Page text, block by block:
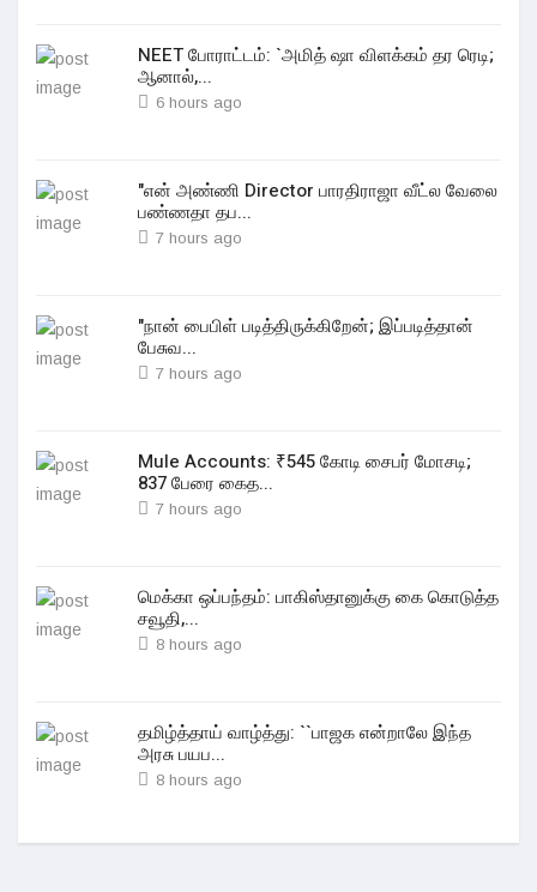
NEET போராட்டம்: `அமித் ஷா விளக்கம் தர ரெடி;
ஆனால்,...
6 hours ago
"என் அண்ணி Director பாரதிராஜா வீட்ல வேலை
பண்ணதா தப...
7 hours ago
"நான் பைபிள் படித்திருக்கிறேன்; இப்படித்தான்
பேசுவ...
7 hours ago
Mule Accounts: ₹545 கோடி சைபர் மோசடி;
837 பேரை கைத...
7 hours ago
மெக்கா ஒப்பந்தம்: பாகிஸ்தானுக்கு கை கொடுத்த
சவூதி,...
8 hours ago
தமிழ்த்தாய் வாழ்த்து: ``பாஜக என்றாலே இந்த
அரசு பயப...
8 hours ago